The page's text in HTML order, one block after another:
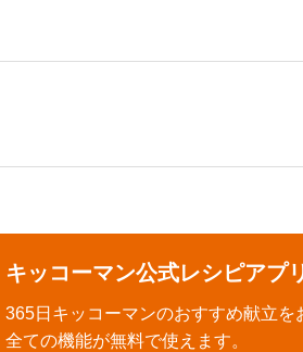
キッコーマン公式レシピアプ
365日キッコーマンのおすすめ献立を
全ての機能が無料で使えます。